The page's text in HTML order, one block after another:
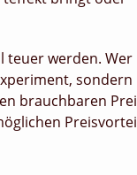
teuer werden. Wer
sondern
brauchbaren